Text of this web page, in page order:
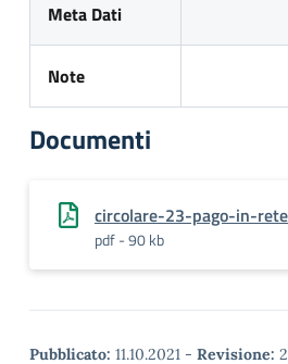
Meta Dati
Note
Documenti
circolare-23-pago-in-rete
pdf - 90 kb
Pubblicato: 11.10.2021 - Revisione: